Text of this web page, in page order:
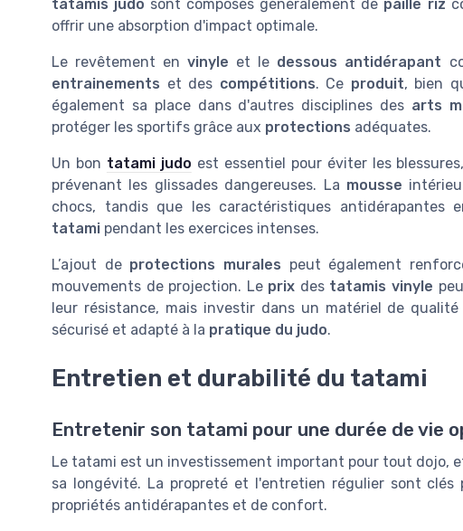
tatamis judo sont composés généralement de paille riz
offrir une absorption d'impact optimale.
Le revêtement envinyle et le dessous antidérapant
entrainements et des compétitions. Ce produit, bien
également sa place dans d'autres disciplines des arts
protéger les sportifs grâce aux protections adéquates.
Un bon tatami judo est essentiel pour éviter les
prévenant les glissades dangereuses. La mousse
chocs, tandis que les caractéristiques antidérapantes
tatami pendant les exercices intenses.
L’ajout de protections murales peut également
mouvements de projection. Le prix des tatamis vinyle
leur résistance, mais investir dans un matériel de
sécurisé et adapté à la pratique du judo.
Entretien et durabilité du tatami
Entretenir son tatami pour une durée de vie
Le tatami est un investissement important pour tout dojo,
sa longévité. La propreté et l'entretien régulier sont
propriétés antidérapantes et de confort.